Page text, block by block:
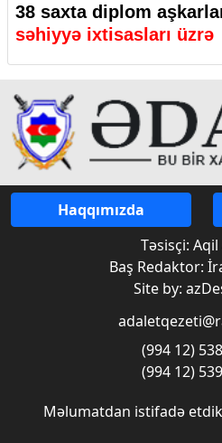
38 saxta diplom
səhiyyə ixtisasları üzrə
Haqqımızda
Təsisçi:
Baş Redaktor:
Site by:
(994 12)
(994 12)
Məlumatdan istifadə